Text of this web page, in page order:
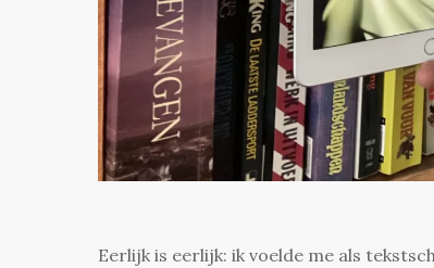
Eerlijk is eerlijk: ik voelde me als